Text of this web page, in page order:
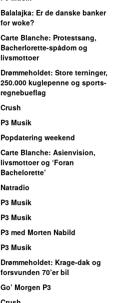
Balalajka: Er de danske banker
for woke?
Carte Blanche: Protestsang,
Bacherlorette-spådom og
livsmottoer
Drømmeholdet: Store terninger,
250.000 kuglepenne og sports-
regnebueflag
Crush
P3 Musik
Popdatering weekend
Carte Blanche: Asienvision,
livsmottoer og ‘Foran
Bachelorette’
Natradio
P3 Musik
P3 Musik
P3 med Morten Nabild
P3 Musik
Drømmeholdet: Krage-dak og
forsvunden 70’er bil
Go’ Morgen P3